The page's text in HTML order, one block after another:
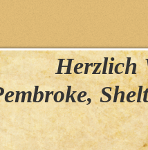
Herzlich